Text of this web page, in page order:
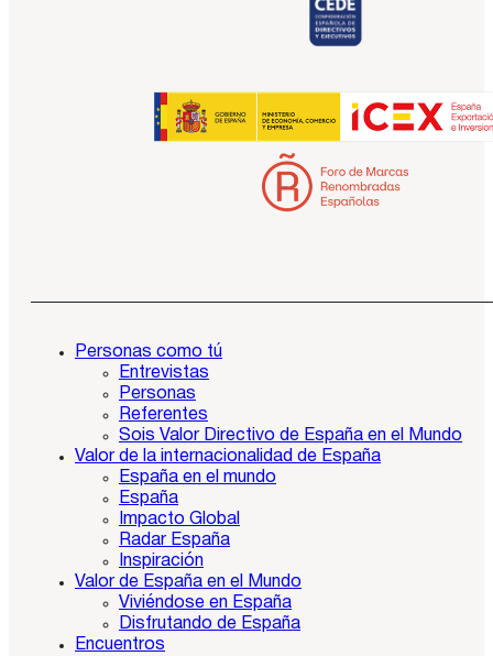
Personas como tú
Entrevistas
Personas
Referentes
Sois Valor Directivo de España en el Mundo
Valor de la internacionalidad de España
España en el mundo
España
Impacto Global
Radar España
Inspiración
Valor de España en el Mundo
Viviéndose en España
Disfrutando de España
Encuentros